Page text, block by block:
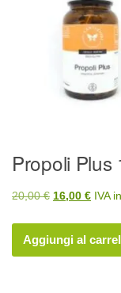
Propoli Plus
20,00€ Il
originale
era:
16,00 €Il
è:
IVA
Aggiungi al